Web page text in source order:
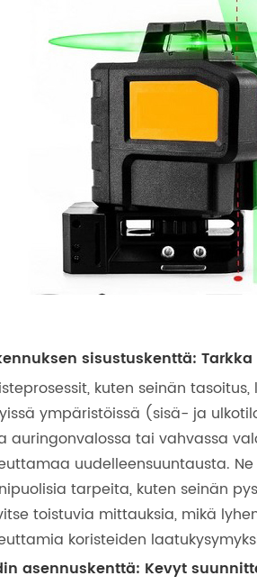
sisustuskenttä:
kuten seinän
ympäristöissä (sisä- ja
auringonvalossa tai vahvassa
uudelleensuuntausta.
tarpeita, kuten seinän
toistuvia mittauksia, mikä
koristeiden
asennuskenttä: Kevyt